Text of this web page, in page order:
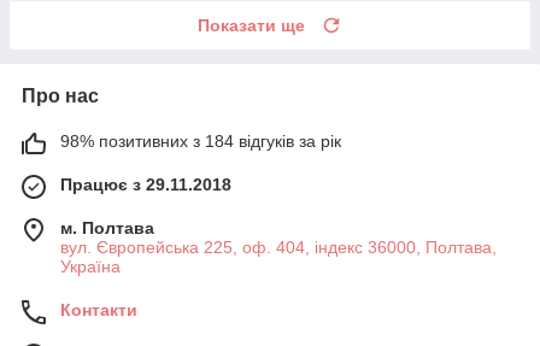
Показати ще
Про нас
98% позитивних з 184 відгуків за рік
Працює з 29.11.2018
м. Полтава
вул. Європейська 225, оф. 404, індекс 36000, Полтава,
Україна
Контакти